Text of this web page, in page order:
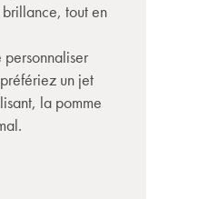
tout en
un jet
la pomme